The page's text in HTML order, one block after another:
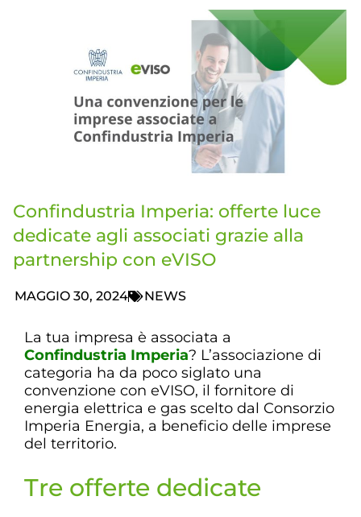
Confindustria Imperia: offerte luce
dedicate agli associati grazie alla
partnership con eVISO
MAGGIO 30, 2024 NEWS
La tua impresa è associata a
Confindustria Imperia? L’associazione di
categoria ha da poco siglato una
convenzione con eVISO, il fornitore di
energia elettrica e gas scelto dal Consorzio
Imperia Energia, a beneficio delle imprese
del territorio.
Tre offerte dedicate